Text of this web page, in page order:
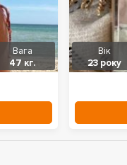
Вага
47 кг.
Вік
23 року